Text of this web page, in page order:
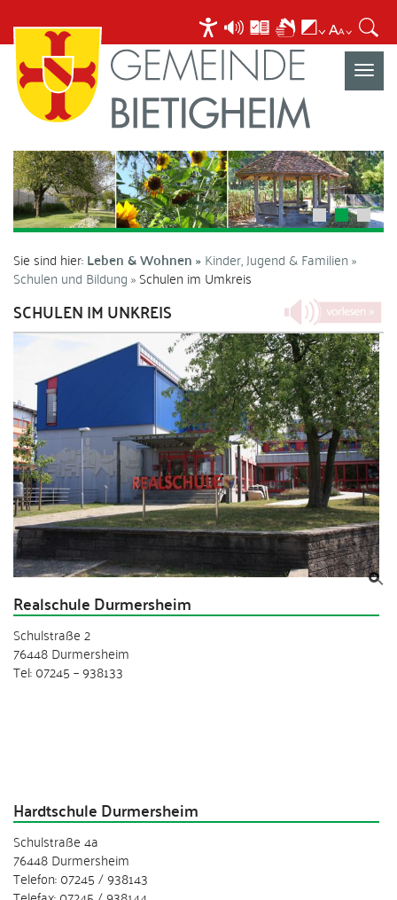
Sie sind hier:Leben & Wohnen
Kinder, Jugend & Familien
Schulen und Bildung Schulen im Umkreis
SCHULEN IM UNKREIS
Realschule Durmersheim
Schulstraße 2
76448 Durmersheim
Tel: 07245 – 938133
Hardtschule Durmersheim
Schulstraße 4a
76448 Durmersheim
Telefon: 07245 / 938143